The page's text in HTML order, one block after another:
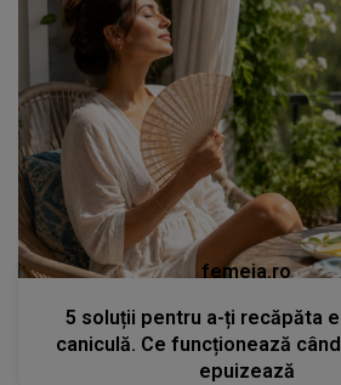
femeia.ro
5 soluții pentru a-ți recăpăta
caniculă. Ce funcționează
epuizează